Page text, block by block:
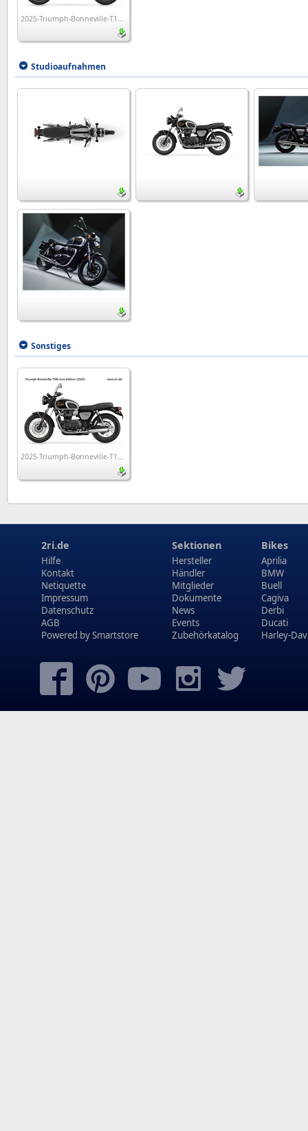
2025-Triumph-Bonneville-T100-Icon-Edition
Studioaufnahmen
Sonstiges
2025-Triumph-Bonneville-T100-Icon-Edition_wp1
2ri.de
Hilfe
Kontakt
Netiquette
Impressum
Datenschutz
AGB
Powered bySmartstore
Sektionen
Hersteller
Händler
Mitglieder
Dokumente
News
Events
Zubehörkatalog
Bikes
Aprilia
BMW
Buell
Cagiva
Derbi
Ducati
Harley-